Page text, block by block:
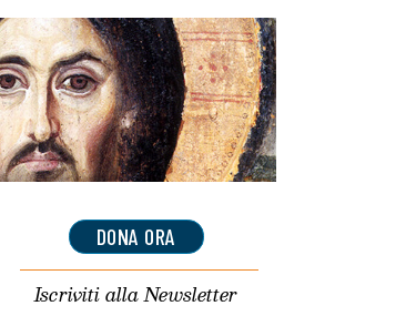
DONA ORA
Iscriviti allaNewsletter